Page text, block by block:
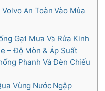
An Toàn Vào Mùa
Gạt Mưa Và Rửa Kính
– Độ Mòn & Áp Suất
Phanh Và Đèn Chiếu
Vùng Nước Ngập